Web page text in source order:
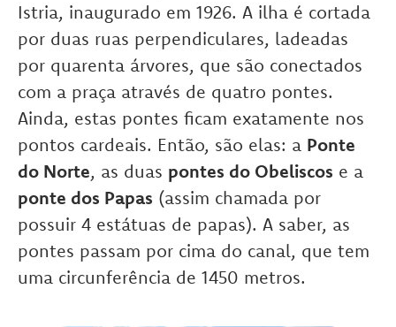
Istria, inaugurado em 1926. A ilha é cortada
por duas ruas perpendiculares, ladeadas
por quarenta árvores, que são conectados
com a praça através de quatro pontes.
Ainda, estas pontes ficam exatamente nos
pontos cardeais. Então, são elas: a Ponte
do Norte, as duas pontes do Obeliscos e a
ponte dos Papas (assim chamada por
possuir 4 estátuas de papas). A saber, as
pontes passam por cima do canal, que tem
uma circunferência de 1450 metros.